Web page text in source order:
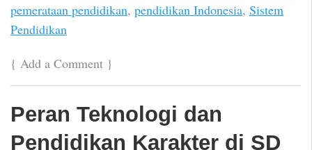
pemerataan pendidikan, pendidikan Indonesia, Sistem
Pendidikan
{ Add a Comment }
Peran Teknologi dan
Pendidikan Karakter di SD